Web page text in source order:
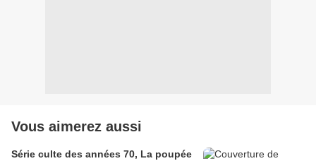
Vous aimerez aussi
Série culte des années 70, La poupée